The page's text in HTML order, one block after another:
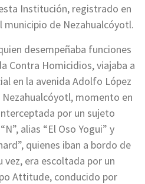
Institución, registrado en
municipio de Nezahualcóyotl.
desempeñaba funciones
Contra Homicidios, viajaba a
en la avenida Adolfo López
momento en
por un sujeto
alias “El Oso Yogui” y
quienes iban a bordo de
era escoltada por un
Attitude, conducido por